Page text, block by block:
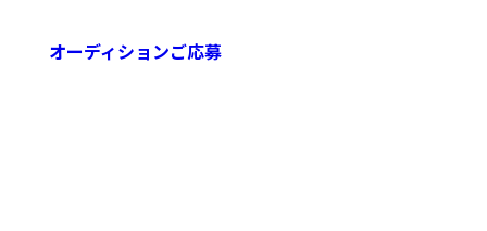
オーディションご応募